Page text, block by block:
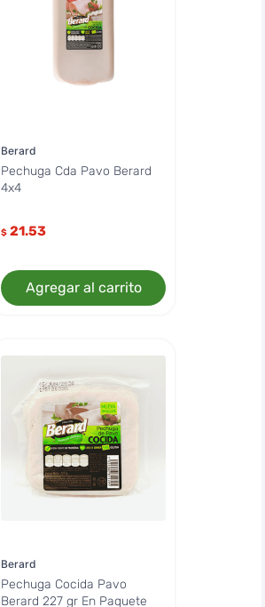
Berard
Pechuga Cda Pavo Berard
4x4
$ 21.53
Agregar al carrito
Berard
Pechuga Cocida Pavo
Berard 227 gr En Paquete